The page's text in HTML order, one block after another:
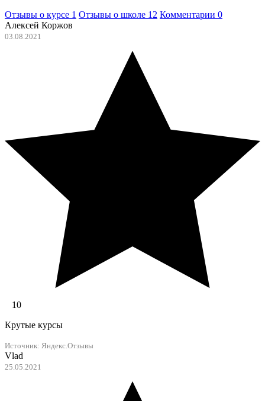
Отзывы о курсе 1 Отзывы о школе 12 Комментарии 0
Алексей Коржов
03.08.2021
10
Крутые курсы
Источник: Яндекс.Отзывы
Vlad
25.05.2021